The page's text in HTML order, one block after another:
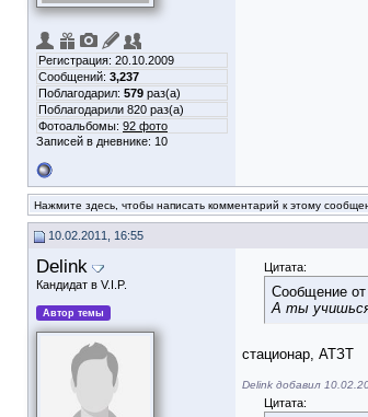
Регистрация: 20.10.2009
Сообщений: 3,237
Поблагодарил: 579 раз(а)
Поблагодарили 820 раз(а)
Фотоальбомы: 92 фото
Записей в дневнике: 10
Нажмите здесь, чтобы написать комментарий к этому
10.02.2011, 16:55
Delink
Кандидат в V.I.P.
Автор темы
Цитата:
Сообщение от
А ты учишься
стационар, АТЗТ
Delink добавил
Цитата: